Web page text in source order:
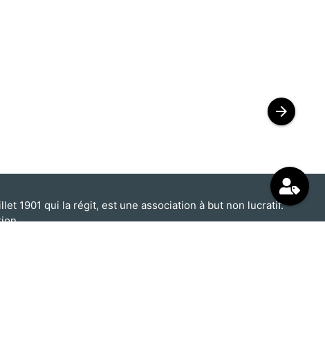
arrow_forward
1901 qui la régit, est une association à but non lucratif.